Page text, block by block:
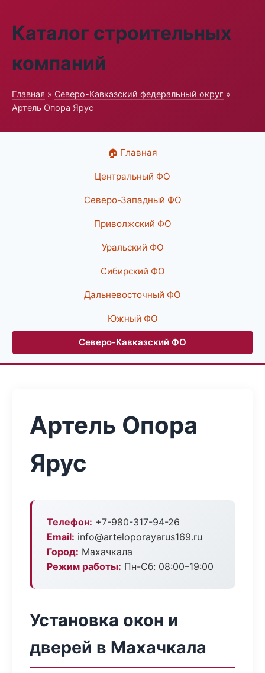
Каталог строительных
компаний
Главная » Северо-Кавказский федеральный округ »
Артель Опора Ярус
🏠 Главная
Центральный ФО
Северо-Западный ФО
Приволжский ФО
Уральский ФО
Сибирский ФО
Дальневосточный ФО
Южный ФО
Северо-Кавказский ФО
Артель Опора
Ярус
Телефон: +7-980-317-94-26
Email: info@arteloporayarus169.ru
Город: Махачкала
Режим работы: Пн-Сб: 08:00–19:00
Установка окон и
дверей в Махачкала